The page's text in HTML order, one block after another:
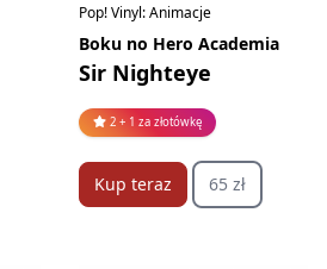
Pop! Vinyl: Animacje
Boku no Hero Academia
Sir Nighteye
2 + 1 za złotówkę
Kup teraz 65 zł